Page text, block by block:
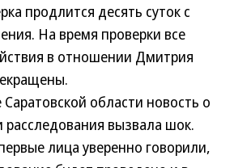
продлится десять суток с
На время проверки все
в отношении Дмитрия
области новость о
расследования вызвала шок.
лица уверенно говорили,